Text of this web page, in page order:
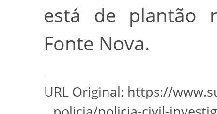
está de plantão
Fonte Nova.
URL Original: https://